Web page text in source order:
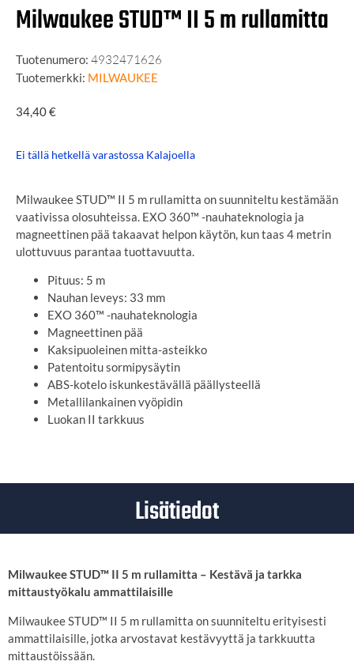
Milwaukee STUD™ II 5 m rullamitta
Tuotenumero: 4932471626
Tuotemerkki: MILWAUKEE
34,40€
Ei tällä hetkellä varastossa Kalajoella
Milwaukee STUD™ II 5 m rullamitta on suunniteltu kestämään
vaativissa olosuhteissa. EXO 360™ -nauhateknologia ja
magneettinen pää takaavat helpon käytön, kun taas 4 metrin
ulottuvuus parantaa tuottavuutta.
Pituus: 5 m
Nauhan leveys: 33 mm
EXO 360™ -nauhateknologia
Magneettinen pää
Kaksipuoleinen mitta-asteikko
Patentoitu sormipysäytin
ABS-kotelo iskunkestävällä päällysteellä
Metallilankainen vyöpidin
Luokan II tarkkuus
Lisätiedot
Milwaukee STUD™ II 5 m rullamitta – Kestävä ja tarkka
mittaustyökalu ammattilaisille
Milwaukee STUD™ II 5 m rullamitta on suunniteltu erityisesti
ammattilaisille, jotka arvostavat kestävyyttä ja tarkkuutta
mittaustöissään.